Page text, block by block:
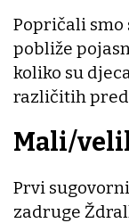
Popričali smo
pobliže
koliko su
različitih
Mali/
Prvi
zadruge